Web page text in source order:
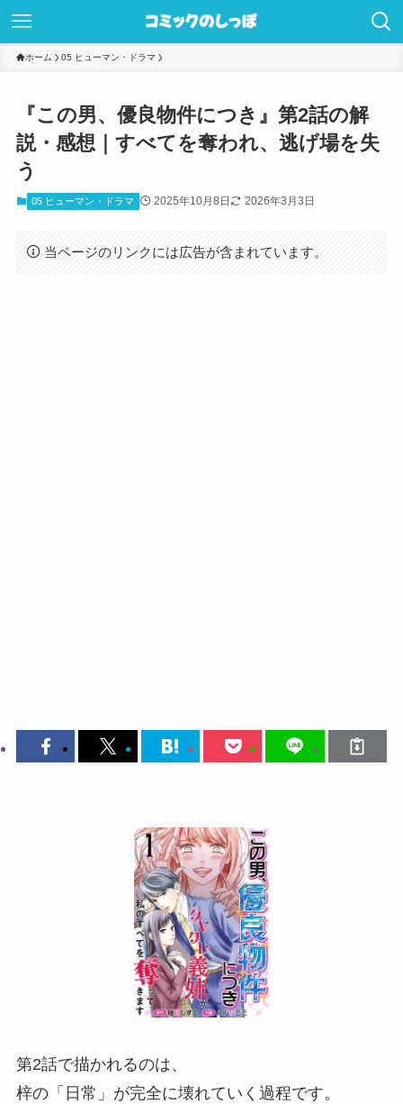
ホーム 05 ヒューマン・ドラマ
『この男、優良物件につき』第2話の解
説・感想｜すべてを奪われ、逃げ場を失
う
05 ヒューマン・ドラマ 2025年10月8日 2026年3月3日
当ページのリンクには広告が含まれています。
第2話で描かれるのは、
梓の「日常」が完全に壊れていく過程です。